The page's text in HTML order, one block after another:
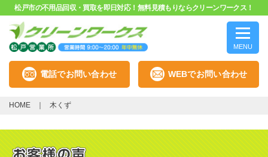
松戸市の不用品回収・買取を即日対応！無料見積もりならクリーンワークス！
MENU
電話でお問い合わせ WEBでお問い合わせ
HOME 木くず